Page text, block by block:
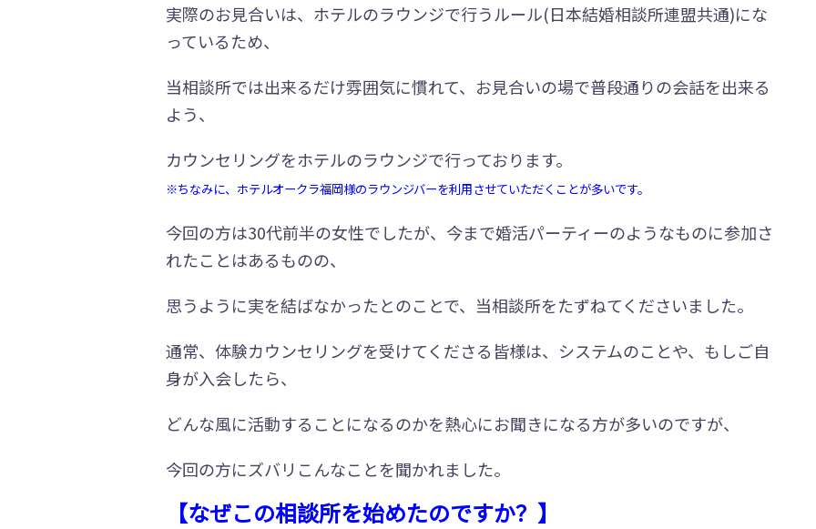
実際のお見合いは、ホテルのラウンジで行うルール(日本結婚相談所連盟共通)にな
っているため、
当相談所では出来るだけ雰囲気に慣れて、お見合いの場で普段通りの会話を出来る
よう、
カウンセリングをホテルのラウンジで行っております。
※ちなみに、ホテルオークラ福岡様のラウンジバーを利用させていただくことが多いです。
今回の方は30代前半の女性でしたが、今まで婚活パーティーのようなものに参加さ
れたことはあるものの、
思うように実を結ばなかったとのことで、当相談所をたずねてくださいました。
通常、体験カウンセリングを受けてくださる皆様は、システムのことや、もしご自
身が入会したら、
どんな風に活動することになるのかを熱心にお聞きになる方が多いのですが、
今回の方にズバリこんなことを聞かれました。
【なぜこの相談所を始めたのですか？】